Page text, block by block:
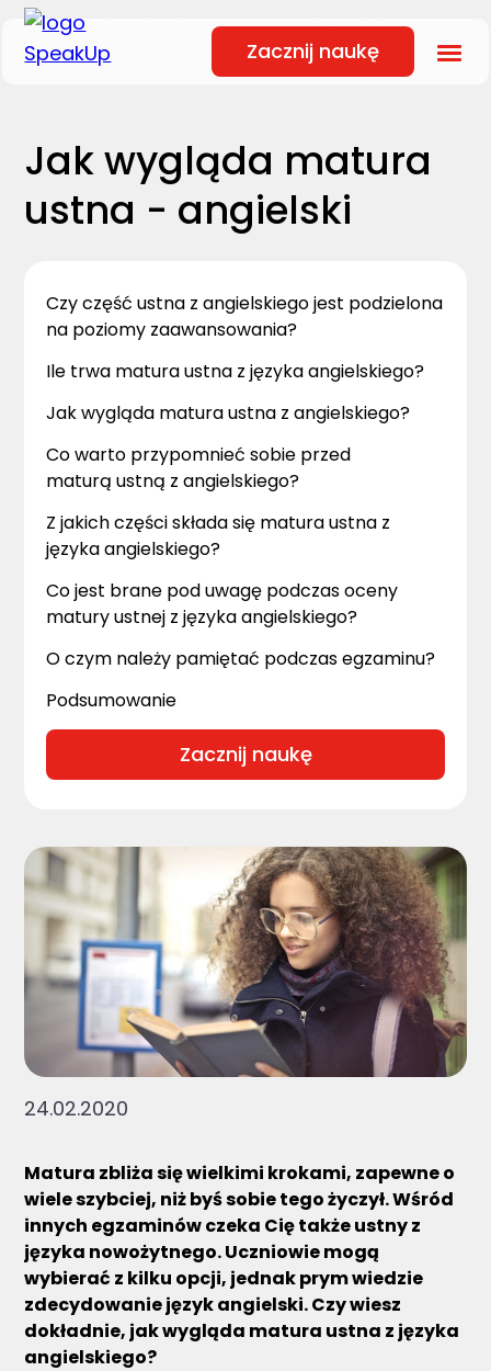
Zacznij naukę
Jak wygląda matura
ustna - angielski
Czy część ustna z angielskiego jest podzielona
na poziomy zaawansowania?
Ile trwa matura ustna z języka angielskiego?
Jak wygląda matura ustna z angielskiego?
Co warto przypomnieć sobie przed
maturą ustną z angielskiego?
Z jakich części składa się matura ustna z
języka angielskiego?
Co jest brane pod uwagę podczas oceny
matury ustnej z języka angielskiego?
O czym należy pamiętać podczas egzaminu?
Podsumowanie
Zacznij naukę
24.02.2020
Matura zbliża się wielkimi krokami, zapewne o
wiele szybciej, niż byś sobie tego życzył. Wśród
innych egzaminów czeka Cię także ustny z
języka nowożytnego. Uczniowie mogą
wybierać z kilku opcji, jednak prym wiedzie
zdecydowanie język angielski. Czy wiesz
dokładnie, jak wygląda matura ustna z języka
angielskiego?